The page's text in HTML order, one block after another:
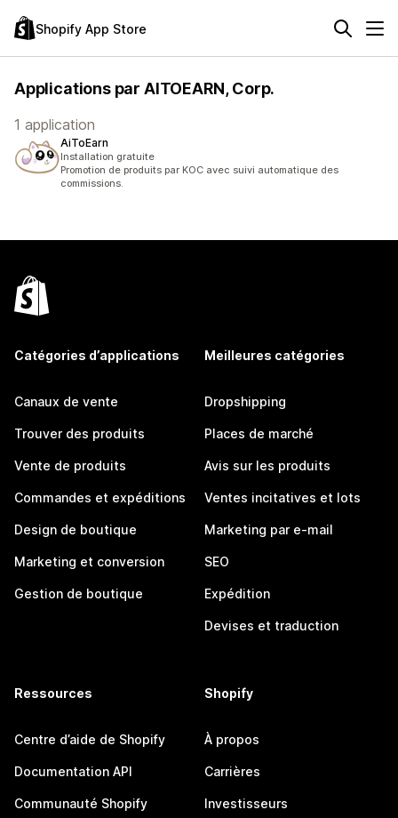
Shopify App Store
Applications par AITOEARN, Corp.
1 application
AiToEarn
Installation gratuite
Promotion de produits par KOC avec suivi automatique des
commissions.
Catégories d’applications
Canaux de vente
Trouver des produits
Vente de produits
Commandes et expéditions
Design de boutique
Marketing et conversion
Gestion de boutique
Meilleures catégories
Dropshipping
Places de marché
Avis sur les produits
Ventes incitatives et lots
Marketing par e-mail
SEO
Expédition
Devises et traduction
Ressources
Centre d’aide de Shopify
Documentation API
Communauté Shopify
Shopify
À propos
Carrières
Investisseurs